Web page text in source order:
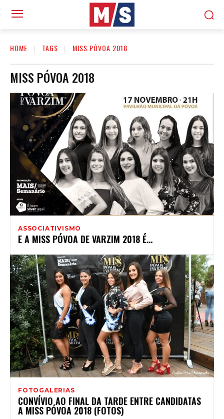
HOME TAGS MISS PÓVOA 2018
MISS PÓVOA 2018
ASSOCIATIVISMO
E A MISS PÓVOA DE VARZIM 2018 É…
FOTOGALERIAS
CONVÍVIO AO FINAL DA TARDE ENTRE CANDIDATAS
A MISS PÓVOA 2018 (FOTOS)